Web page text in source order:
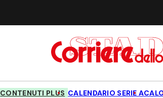
CONTENUTI PLUS CALENDARIO SERIE A